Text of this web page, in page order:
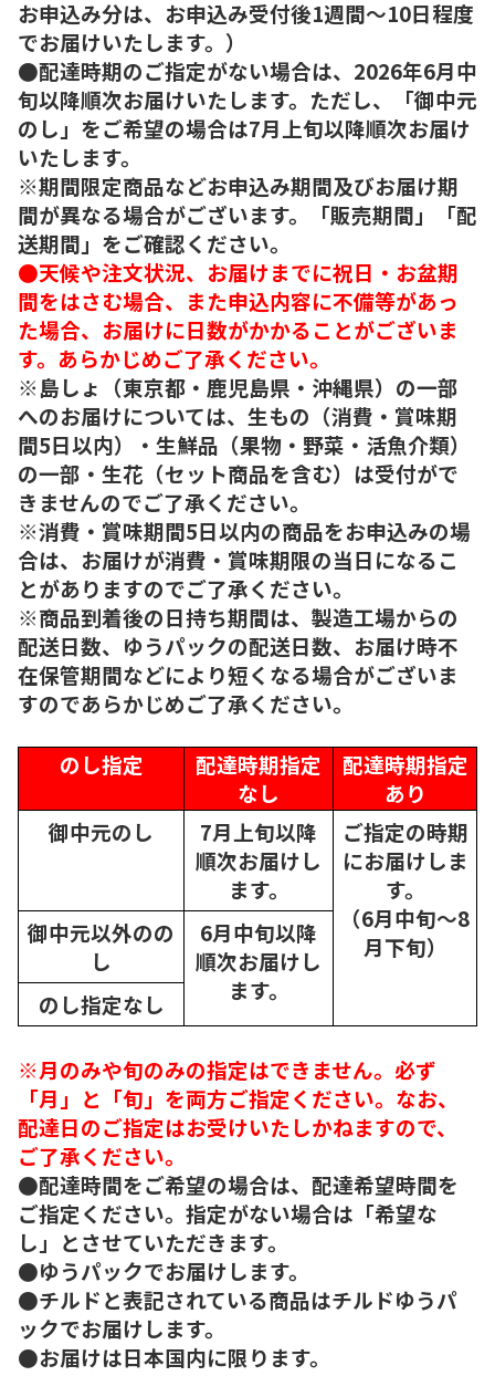
お申込み分は、お申込み受付後1週間～10日程度
でお届けいたします。）
●配達時期のご指定がない場合は、2026年6月中
旬以降順次お届けいたします。ただし、「御中元
のし」をご希望の場合は7月上旬以降順次お届け
いたします。
※期間限定商品などお申込み期間及びお届け期
間が異なる場合がございます。「販売期間」「配
送期間」をご確認ください。
●天候や注文状況、お届けまでに祝日・お盆期
間をはさむ場合、また申込内容に不備等があっ
た場合、お届けに日数がかかることがございま
す。あらかじめご了承ください。
※島しょ（東京都・鹿児島県・沖縄県）の一部
へのお届けについては、生もの（消費・賞味期
間5日以内）・生鮮品（果物・野菜・活魚介類）
の一部・生花（セット商品を含む）は受付がで
きませんのでご了承ください。
※消費・賞味期間5日以内の商品をお申込みの場
合は、お届けが消費・賞味期限の当日になるこ
とがありますのでご了承ください。
※商品到着後の日持ち期間は、製造工場からの
配送日数、ゆうパックの配送日数、お届け時不
在保管期間などにより短くなる場合がございま
すのであらかじめご了承ください。
のし指定
配達時期指定
なし
配達時期指定
あり
御中元のし
7月上旬以降
順次お届けし
ます。
ご指定の時期
にお届けしま
す。
（6月中旬～8
月下旬）
御中元以外のの
し
6月中旬以降
順次お届けし
ます。
のし指定なし
※月のみや旬のみの指定はできません。必ず
「月」と「旬」を両方ご指定ください。なお、
配達日のご指定はお受けいたしかねますので、
ご了承ください。
●配達時間をご希望の場合は、配達希望時間を
ご指定ください。指定がない場合は「希望な
し」とさせていただきます。
●ゆうパックでお届けします。
●チルドと表記されている商品はチルドゆうパ
ックでお届けします。
●お届けは日本国内に限ります。